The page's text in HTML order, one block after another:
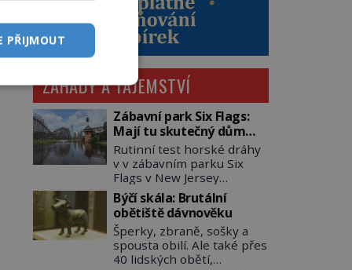
ZÁHADY A TAJEMSTVÍ
Zábavní park Six Flags:
Mají tu skutečný dům
hrůzy!
Rutinní test horské dráhy
v v zábavním parku Six
Flags v New Jersey
dopadne 16. srpna 1981
katastrofou. 20letý technik
Scott Tyler se zřítí na zem!
Zranění jsou neslučitelná
se životem. „Nepoužil
bezpečnostní zábranu,“
Býčí skála: Brutální
obětiště dávnověku
Šperky, zbraně, sošky a
spousta obilí. Ale také přes
40 lidských obětí,
PŘIJMOUT